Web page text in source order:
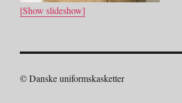
[Show slideshow]
© Danske uniformskasketter